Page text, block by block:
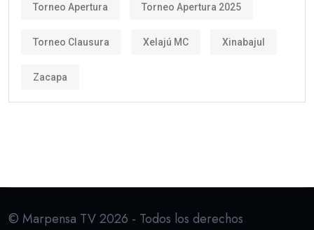
Torneo Apertura Torneo Apertura 2025
Torneo Clausura Xelajú MC Xinabajul
Zacapa
© Marpensa TV 2026 - Todos los derechos